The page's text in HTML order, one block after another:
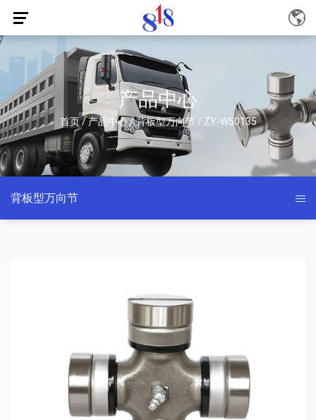
产品中心
首页/产品中心/背板型万向节 / ZY-W50135
背板型万向节